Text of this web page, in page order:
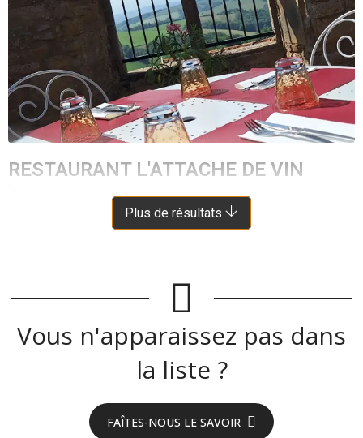
RESTAURANT L'ATTACHE DE VIN
Plus de résultats
Vous n'apparaissez pas dans
la liste ?
FAÎTES-NOUS LE SAVOIR